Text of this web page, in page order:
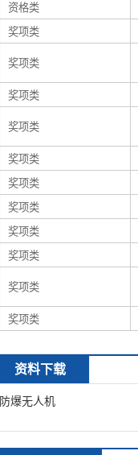
资格类
奖项类
奖项类
奖项类
奖项类
奖项类
奖项类
奖项类
奖项类
奖项类
奖项类
奖项类
资料下载
防爆无人机